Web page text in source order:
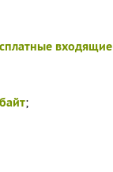
входящие
;